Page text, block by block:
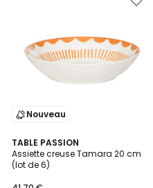
Nouveau
TABLE PASSION
Assiette creuse Tamara 20 cm
(lot de 6)
2
Couleurs